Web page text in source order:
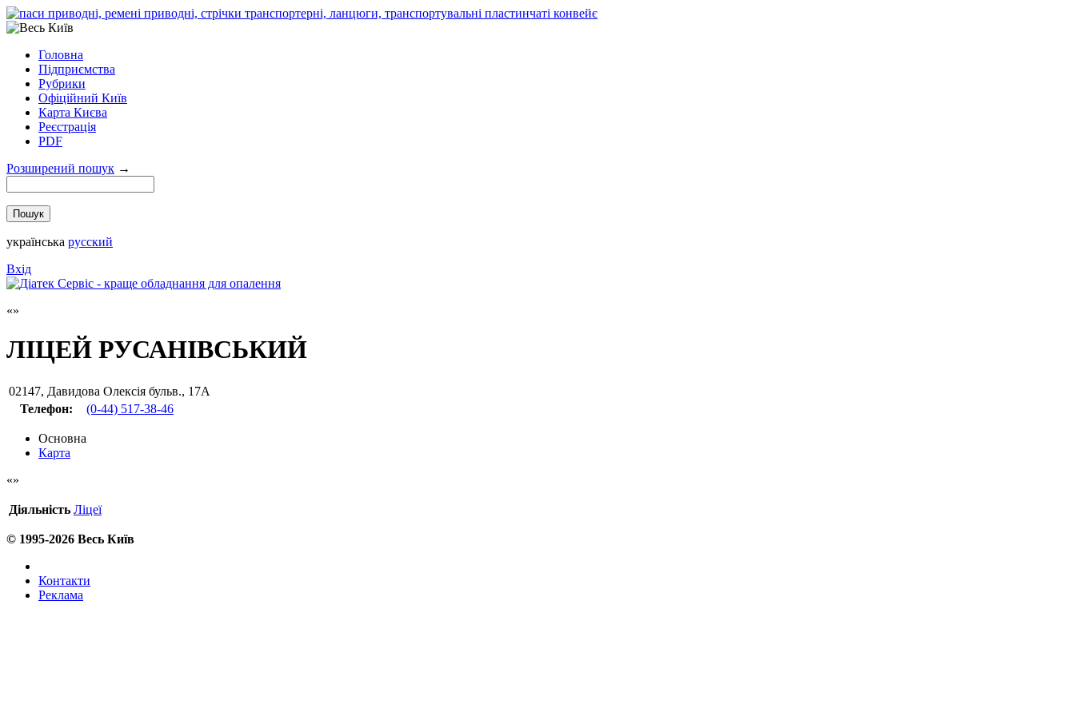
Головна
Підприємства
Рубрики
Офіційний Київ
Карта Києва
Реєстрація
PDF
Розширений пошук →
українська русский
Вхід
ЛІЦЕЙ РУСАНІВСЬКИЙ
02147, Давидова Олексія бульв., 17А
Телефон:
(0-44) 517-38-46
Основна
Карта
Діяльність Ліцеї
© 1995-2026 Весь Київ
Контакти
Реклама